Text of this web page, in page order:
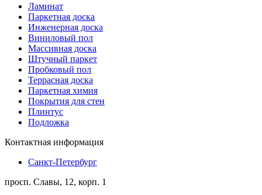
Ламинат
Паркетная доска
Инженерная доска
Виниловый пол
Массивная доска
Штучный паркет
Пробковый пол
Террасная доска
Паркетная химия
Покрытия для стен
Плинтус
Подложка
Контактная информация
Санкт-Петербург
просп. Славы, 12, корп. 1